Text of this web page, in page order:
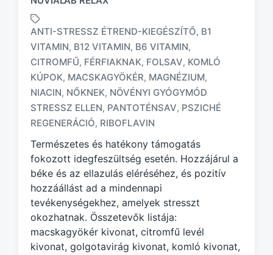
T
a
g
e
d
w
i
t
h
ANTI-STRESSZ ÉTREND-KIEGÉSZÍTŐ, B1
VITAMIN, B12 VITAMIN, B6 VITAMIN,
CITROMFŰ, FÉRFIAKNAK, FOLSAV, KOMLÓ
KÚPOK, MACSKAGYÖKÉR, MAGNÉZIUM,
NIACIN, NŐKNEK, NÖVÉNYI GYÓGYMÓD
STRESSZ ELLEN, PANTOTÉNSAV, PSZICHÉ
REGENERÁCIÓ, RIBOFLAVIN
Természetes és hatékony támogatás
fokozott idegfeszültség esetén. Hozzájárul a
béke és az ellazulás eléréséhez, és pozitív
hozzáállást ad a mindennapi
tevékenységekhez, amelyek stresszt
okozhatnak. Összetevők listája:
macskagyökér kivonat, citromfű levél
kivonat, golgotavirág kivonat, komló kivonat,